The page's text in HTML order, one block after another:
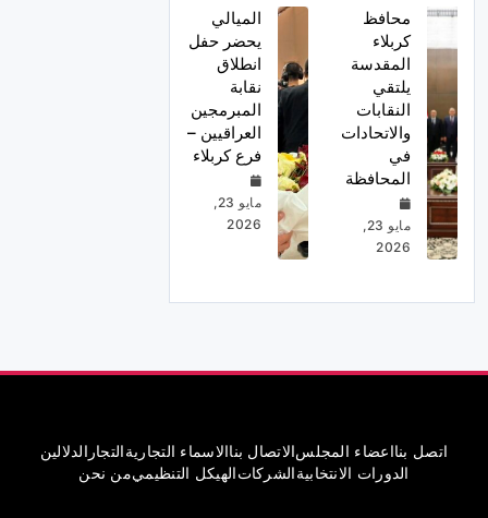
محافظ
كربلاء
المقدسة
يلتقي
النقابات
والاتحادات
في
المحافظة
مايو 23,
2026
الميالي
يحضر حفل
انطلاق
نقابة
المبرمجين
العراقيين –
فرع كربلاء
مايو 23,
2026
اتصل بنااعضاء المجلسالاتصال بناالاسماء التجاريةالتجار الدلالين
الدورات الانتخابيةالشركاتالهيكل التنظيميمن نحن